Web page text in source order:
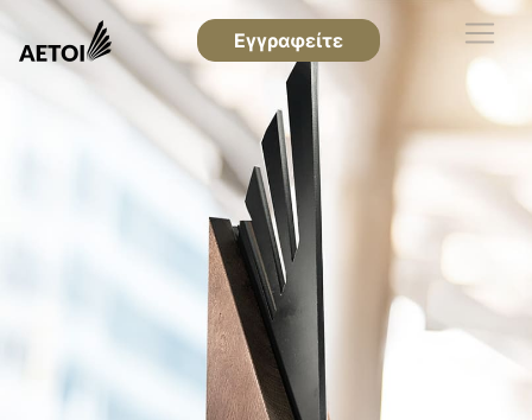
Εγγραφείτε